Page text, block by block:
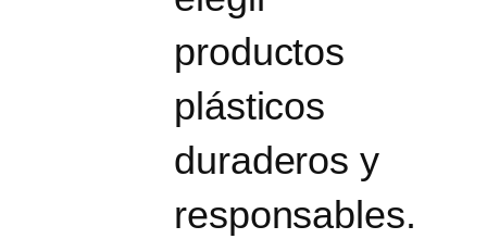
productos
plásticos
duraderos y
responsables.